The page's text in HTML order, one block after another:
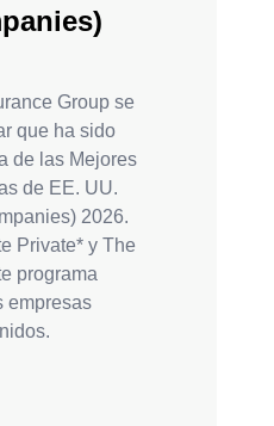
Group se
que ha sido
de las Mejores
de EE. UU.
2026.
Private* y The
programa
empresas